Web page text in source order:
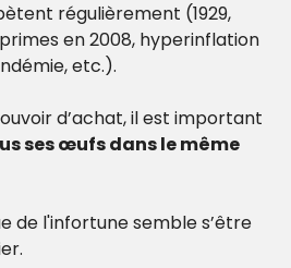
régulièrement (1929,
en 2008, hyperinflation
etc.).
d’achat, il est important
ses œufs dans le même
de l'infortune semble s’être